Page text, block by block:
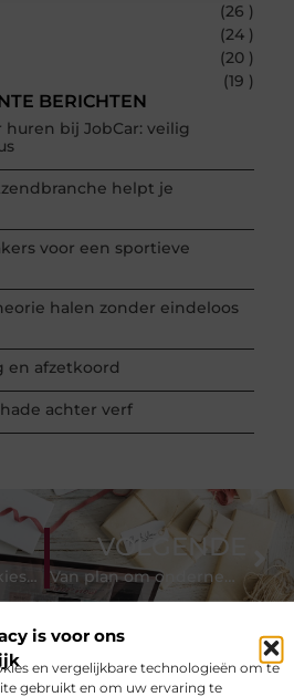
is voor ons
en vergelijkbare technologieën om te
gebruikt en om uw ervaring te
(26 )
(24 )
(20 )
(19 )
BERICHTEN
bij JobCar: veilig
helpt je
voor een sportieve
halen zonder eindeloos
en afzetkoord
achter verf
Catering Ede: hoe kiest u het ideale bedrijf voor uw evenement
VOLGENDE
Van plan om ondernemer te worden?